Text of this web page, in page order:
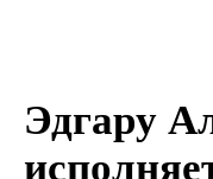
Эдгару